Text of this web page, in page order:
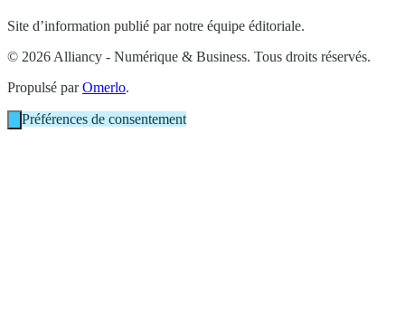
Site d’information publié par notre équipe éditoriale.
© 2026 Alliancy - Numérique & Business. Tous droits réservés.
Propulsé parOmerlo.
Préférences de consentement